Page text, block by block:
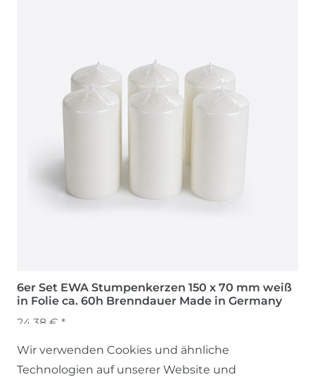
6er Set EWA Stumpenkerzen 150 x 70 mm weiß
in Folie ca. 60h Brenndauer Made in Germany
24,38 € *
Wir verwenden Cookies und ähnliche
Technologien auf unserer Website und